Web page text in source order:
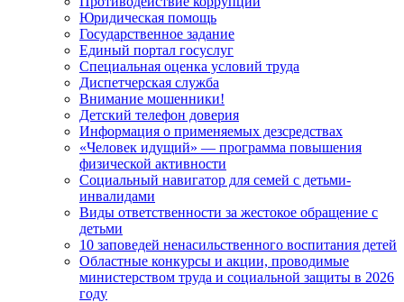
Юридическая помощь
Государственное задание
Единый портал госуслуг
Специальная оценка условий труда
Диспетчерская служба
Внимание мошенники!
Детский телефон доверия
Информация о применяемых дезсредствах
«Человек идущий» — программа повышения
физической активности
Социальный навигатор для семей с детьми-
инвалидами
Виды ответственности за жестокое обращение с
детьми
10 заповедей ненасильственного воспитания детей
Областные конкурсы и акции, проводимые
министерством труда и социальной защиты в 2026
году